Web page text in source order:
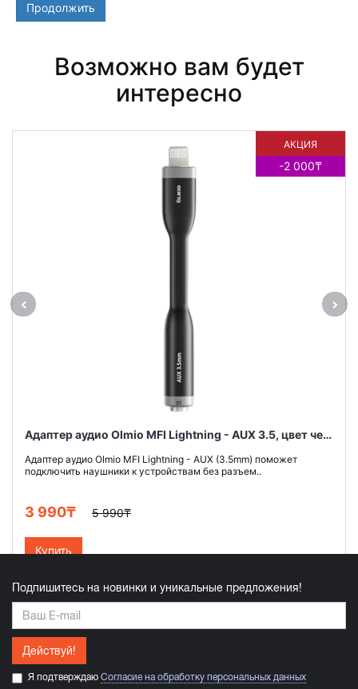
Продолжить
Возможно вам будет
интересно
АКЦИЯ
-2 000₸
Адаптер аудио Olmio MFI Lightning - AUX 3.5, цвет черный
Адаптер аудио Olmio MFI Lightning - AUX (3.5mm) поможет
подключить наушники к устройствам без разъем..
3 990₸ 5 990₸
Купить
Подпишитесь на новинки и уникальные предложения!
Действуй!
Я подтверждаю Согласие на обработку персональных данных